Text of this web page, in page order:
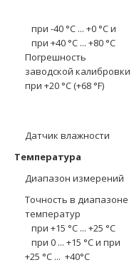
при -40 °C ... +0 °C и
при +40 °C ... +80 °C
Погрешность
заводской калибровки
при +20 °C (+68 °F)
Датчик влажности
Температура
Диапазон измерений
Точность в диапазоне
температур
при +15 °C ... +25 °C
при 0 ... +15 °C и при
+25 °C ... +40°C